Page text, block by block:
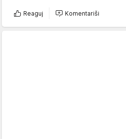
Reaguj Komentariši